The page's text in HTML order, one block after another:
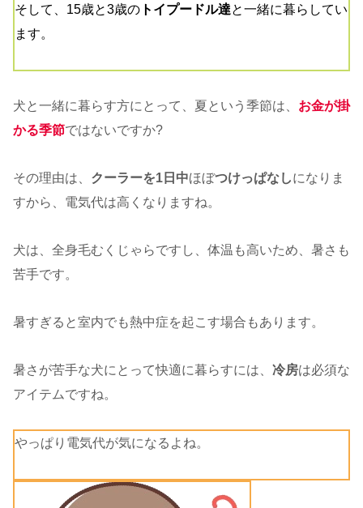
そして、15歳と3歳の トイプードル達と一緒に暮らしてい
ます。
犬と一緒に暮らす方にとって、夏という季節は、 お金が掛
かる季節ではないですか?
その理由は、 クーラーを1日中ほぼつけっぱなしになりま
すから、電気代は高くなりますね。
犬は、全身毛むくじゃらですし、体温も高いため、暑さも
苦手です。
暑すぎると室内でも熱中症を起こす場合もあります。
暑さが苦手な犬にとって快適に暮らすには、 冷房は必須な
アイテムですね。
やっぱり電気代が気になるよね。